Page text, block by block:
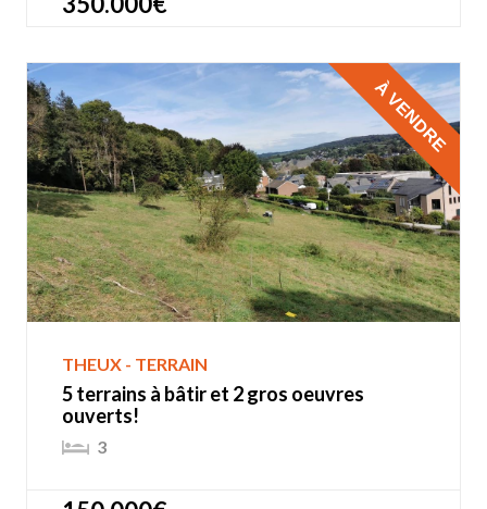
THEUX - TERRAIN
5 terrains à bâtir et 2 gros oeuvres
ouverts!
3
À VENDRE